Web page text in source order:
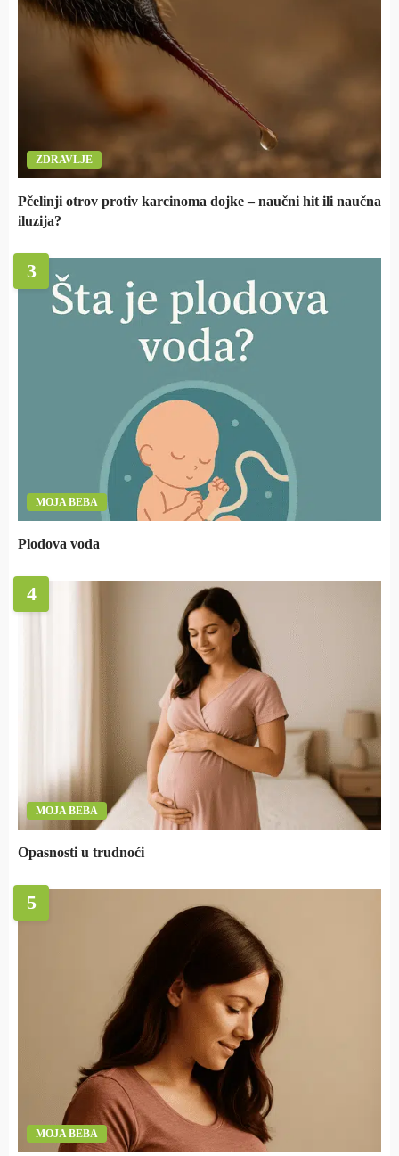
ZDRAVLJE
Pčelinji otrov protiv karcinoma dojke – naučni hit ili naučna
iluzija?
3
MOJA BEBA
Plodova voda
4
MOJA BEBA
Opasnosti u trudnoći
5
MOJA BEBA